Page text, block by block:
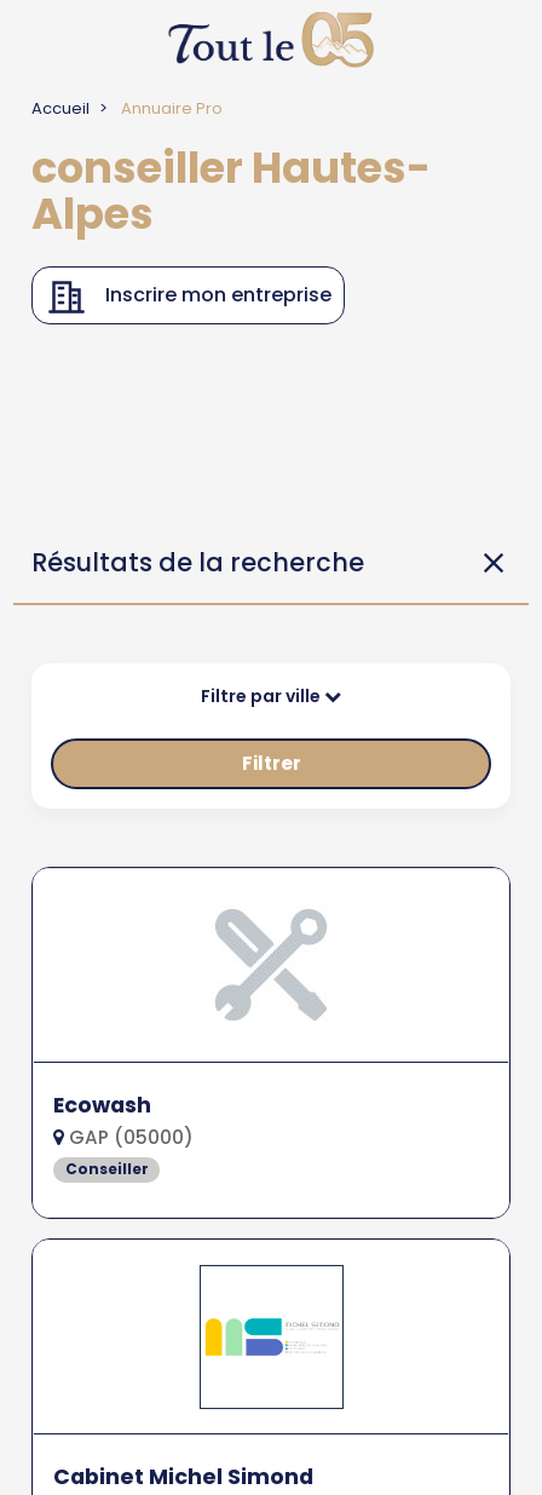
Accueil Annuaire Pro
conseiller Hautes-
Alpes
Inscrire mon entreprise
Résultats de la recherche
Filtre par ville
Filtrer
Ecowash
GAP (05000)
Conseiller
Cabinet Michel Simond